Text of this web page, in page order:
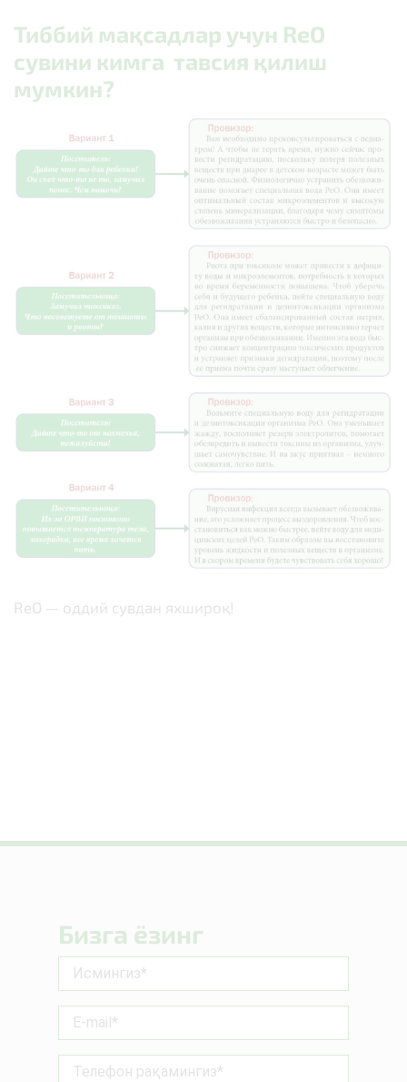
Тиббий мақсадлар учун ReO
сувини кимга тавсия қилиш
мумкин?
ReO — оддий сувдан яхшироқ!
Бизга ёзинг